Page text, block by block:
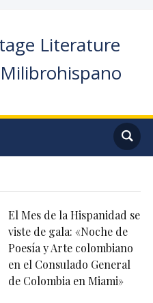
El Mes de la Hispanidad se
viste de gala: «Noche de
Poesía y Arte colombiano
en el Consulado General
de Colombia en Miami»